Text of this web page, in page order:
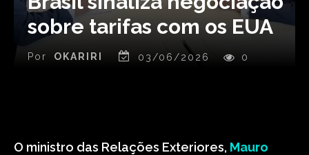
sobre tarifas com os EUA
Por OKARIRI 03/06/2026 0
O ministro das Relações Exteriores, Mauro